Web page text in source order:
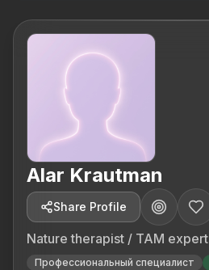
Alar Krautman
Share Profile
Nature therapist / TAM expert
Профессиональный специалист